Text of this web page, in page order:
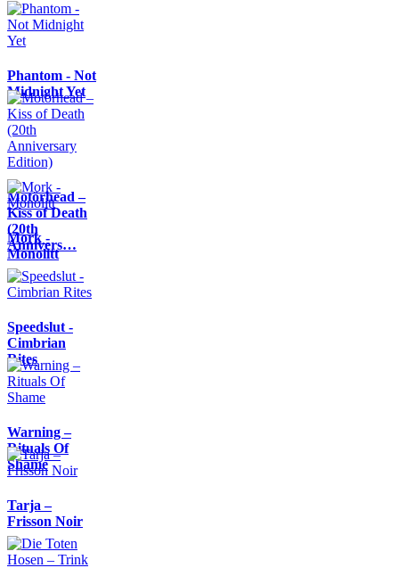
Phantom - Not
Midnight Yet
Motörhead –
Kiss of Death
(20th
Annivers…
Mork -
Monolitt
Speedslut -
Cimbrian
Rites
Warning –
Rituals Of
Shame
Tarja –
Frisson Noir